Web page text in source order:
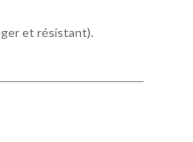
et résistant).